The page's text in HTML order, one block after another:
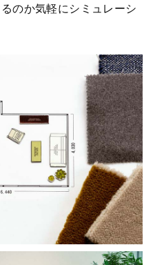
のか気軽にシミュレーシ